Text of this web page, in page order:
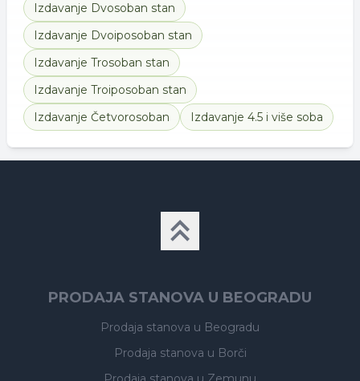
Izdavanje Dvosoban stan
Izdavanje Dvoiposoban stan
Izdavanje Trosoban stan
Izdavanje Troiposoban stan
Izdavanje Četvorosoban Izdavanje 4.5 i više soba
PRODAJA STANOVA U BEOGRADU
Prodaja stanova u Beogradu
Prodaja stanova u Borči